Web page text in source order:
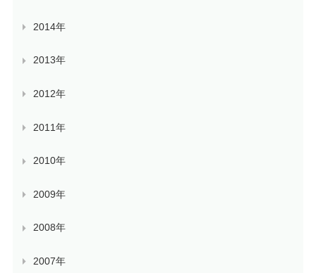
2014年
2013年
2012年
2011年
2010年
2009年
2008年
2007年